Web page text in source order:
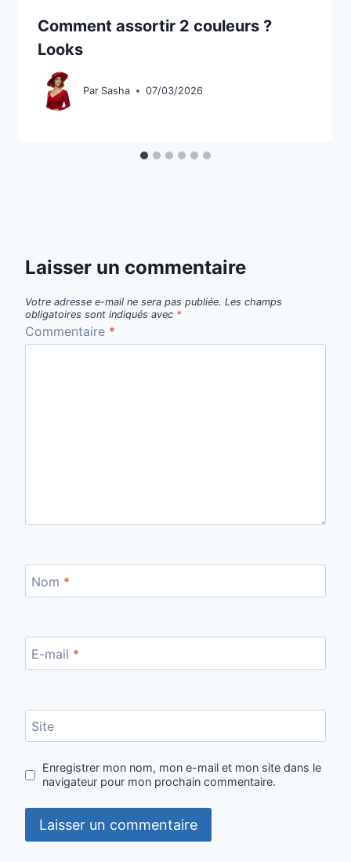
Comment assortir 2 couleurs ?
Looks
Par Sasha 07/03/2026
Laisser un commentaire
Votre adresse e-mail ne sera pas publiée. Les champs
obligatoires sont indiqués avec *
Commentaire *
Nom *
E-mail *
Site
Enregistrer mon nom, mon e-mail et mon site dans le
navigateur pour mon prochain commentaire.